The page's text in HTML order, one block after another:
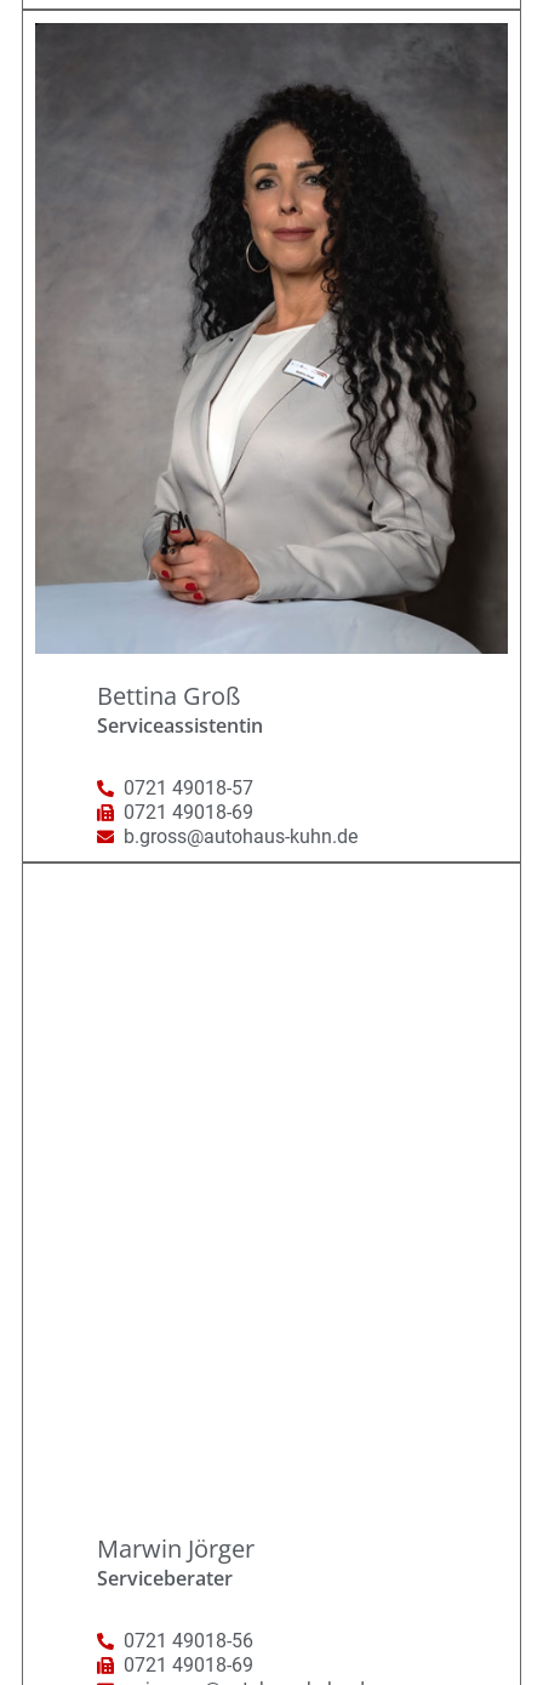
Bettina Groß
Serviceassistentin
0721 49018-57
0721 49018-69
b.gross@autohaus-kuhn.de
Marwin Jörger
Serviceberater
0721 49018-56
0721 49018-69